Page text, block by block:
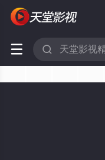
 